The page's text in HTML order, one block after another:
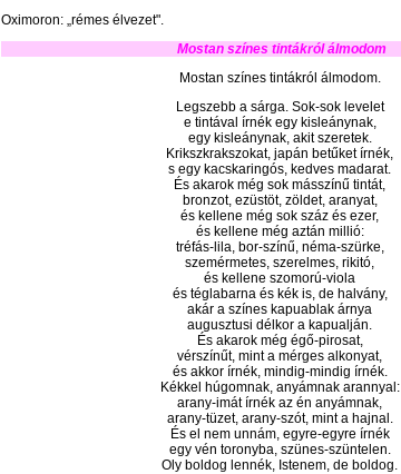
Oximoron: „rémes élvezet".
Mostan színes tintákról álmodom
Mostan színes tintákról álmodom.
Legszebb a sárga. Sok-sok levelet
e tintával írnék egy kisleánynak,
egy kisleánynak, akit szeretek.
Krikszkrakszokat, japán betűket írnék,
s egy kacskaringós, kedves madarat.
És akarok még sok másszínű tintát,
bronzot, ezüstöt, zöldet, aranyat,
és kellene még sok száz és ezer,
és kellene még aztán millió:
tréfás-lila, bor-színű, néma-szürke,
szemérmetes, szerelmes, rikitó,
és kellene szomorú-viola
és téglabarna és kék is, de halvány,
akár a színes kapuablak árnya
augusztusi délkor a kapualján.
És akarok még égő-pirosat,
vérszínűt, mint a mérges alkonyat,
és akkor írnék, mindig-mindig írnék.
Kékkel húgomnak, anyámnak arannyal:
arany-imát írnék az én anyámnak,
arany-tüzet, arany-szót, mint a hajnal.
És el nem unnám, egyre-egyre írnék
egy vén toronyba, szünes-szüntelen.
Oly boldog lennék, Istenem, de boldog.